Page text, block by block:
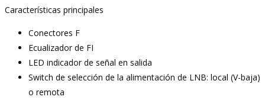
Características principales
Conectores F
Ecualizador de FI
LED indicador de señal en salida
Switch de selección de la alimentación de LNB: local (V-baja)
o remota